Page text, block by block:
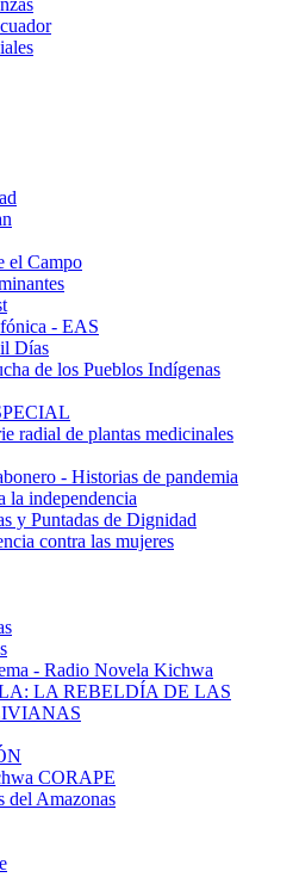
el Campo
- EAS
Días
de los Pueblos Indígenas
radial de plantas medicinales
- Historias de pandemia
la independencia
y Puntadas de Dignidad
contra las mujeres
- Radio Novela Kichwa
LA REBELDÍA DE LAS
CORAPE
del Amazonas